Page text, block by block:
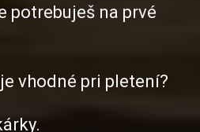
potrebuješ na prvé
vhodné pri pletení?